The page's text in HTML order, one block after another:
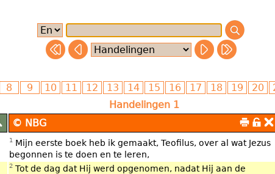
Handelingen 1
© NBG
1 Mijn eerste boek heb ik gemaakt, Teofilus, over al wat Jezus
begonnen is te doen en te leren,
2 Tot de dag dat Hij werd opgenomen, nadat Hij aan de